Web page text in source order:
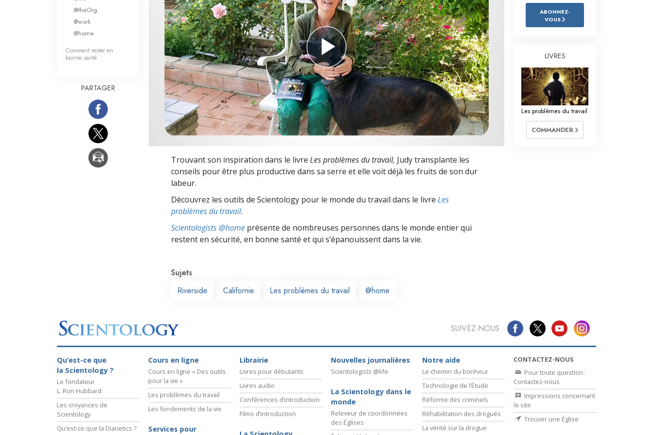
Qu’est-ce que la grandeur ? L’échelle des tons émotionnels
Réponses aux drogues
Les enfants
Des outils pour le monde du travail
L’éthique et les conditions
La raison de l’oppression
Les investigations
Les fondements de l’organisation
Trouvant son inspiration dans le livre Les problèmes du travail, Judy transplante les
conseils pour être plus productive dans sa serre et elle voit déjà les fruits de son dur
labeur.
Découvrez les outils de Scientology pour le monde du travail dans le livre Les
problèmes du travail.
Scientologists @home présente de nombreuses personnes dans le monde entier qui
restent en sécurité, en bonne santé et qui s’épanouissent dans la vie.
Sujets
Riverside
Californie Les problèmes du travail @home
@theOrg
@work
@home
Comment rester en
bonne santé
PARTAGER
ABONNEZ-
VOUS
LIVRES
Les problèmes du travail
COMMANDER
SUIVEZ-NOUS
Qu’est-ce que
la Scientology ?
Le fondateur
L. Ron Hubbard
Les croyances de
Scientology
Qu’est-ce que la Dianetics ?
Cours en ligne
Cours en ligne « Des outils
pour la vie »
Les problèmes du travail
Les fondements de la vie
Services pour
Librairie
Livres pour débutants
Livres audio
Conférences d’introduction
Films d’introduction
Nouvelles journalières
Scientologists @life
La Scientology dans le
monde
Releveur de coordonnées
des Églises
Notre aide
Le chemin du bonheur
Technologie de l’Étude
Réforme des criminels
Réhabilitation des drogués
La vérité sur la drogue
CONTACTEZ-NOUS
Pour toute question :
Contactez-nous
Impressions concernant
le site
Trouver une Église